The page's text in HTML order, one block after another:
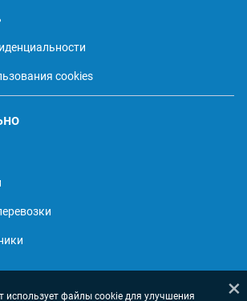
cookies
×
использует файлы cookie для улучшения